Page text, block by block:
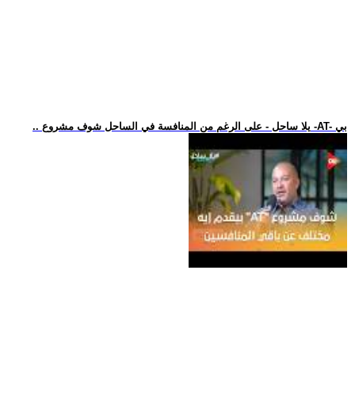
.. يلا ساحل - على الرغم من المنافسة في الساحل شوف مشروع -AT- بي